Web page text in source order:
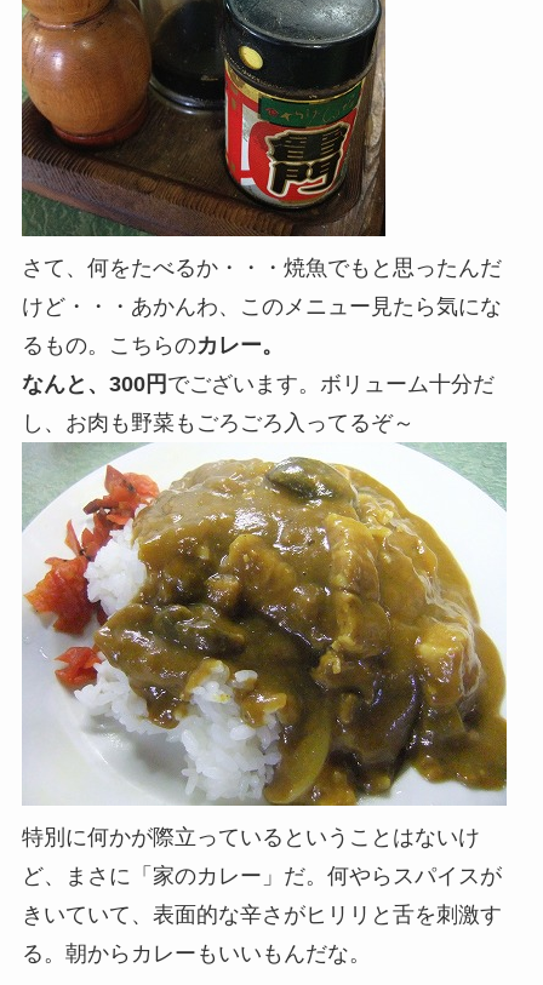
さて、何をたべるか・・・焼魚でもと思ったんだ
けど・・・あかんわ、このメニュー見たら気にな
るもの。こちらのカレー。
なんと、300円 でございます。ボリューム十分だ
し、お肉も野菜もごろごろ入ってるぞ～
特別に何かが際立っているということはないけ
ど、まさに「家のカレー」だ。何やらスパイスが
きいていて、表面的な辛さがヒリリと舌を刺激す
る。朝からカレーもいいもんだな。